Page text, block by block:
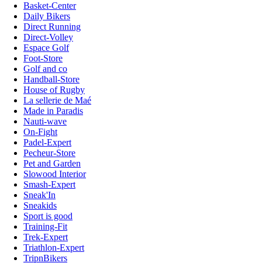
Basket-Center
Daily Bikers
Direct Running
Direct-Volley
Espace Golf
Foot-Store
Golf and co
Handball-Store
House of Rugby
La sellerie de Maé
Made in Paradis
Nauti-wave
On-Fight
Padel-Expert
Pecheur-Store
Pet and Garden
Slowood Interior
Smash-Expert
Sneak'In
Sneakids
Sport is good
Training-Fit
Trek-Expert
Triathlon-Expert
TripnBikers